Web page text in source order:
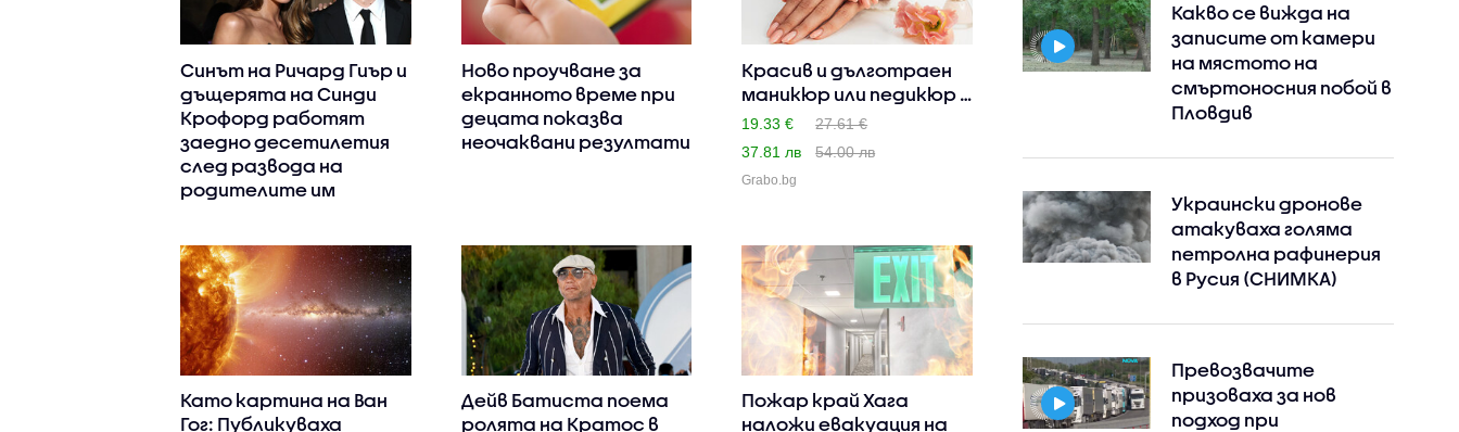
Синът на Ричард Гиър и
дъщерята на Синди
Крофорд работят
заедно десетилетия
след развода на
родителите им
Ново проучване за
екранното време при
децата показва
неочаквани резултати
Красив и дълготраен
маникюр или педикюр с
ге..
19.33 €
27.61 €
37.81 лв
54.00 лв
Grabo.bg
Като картина на Ван
Гог: Публикуваха
Дейв Батиста поема
ролята на Кратос в
Пожар край Хага
наложи евакуация на
Какво се вижда на
записите от камери
на мястото на
смъртоносния побой в
Пловдив
Украински дронове
атакуваха голяма
петролна рафинерия
в Русия (СНИМКА)
Превозвачите
призоваха за нов
подход при